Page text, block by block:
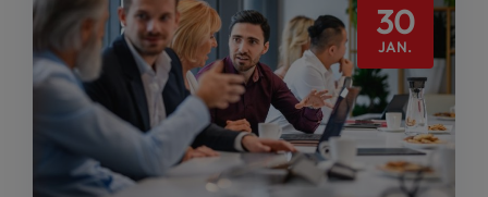
30
JAN.